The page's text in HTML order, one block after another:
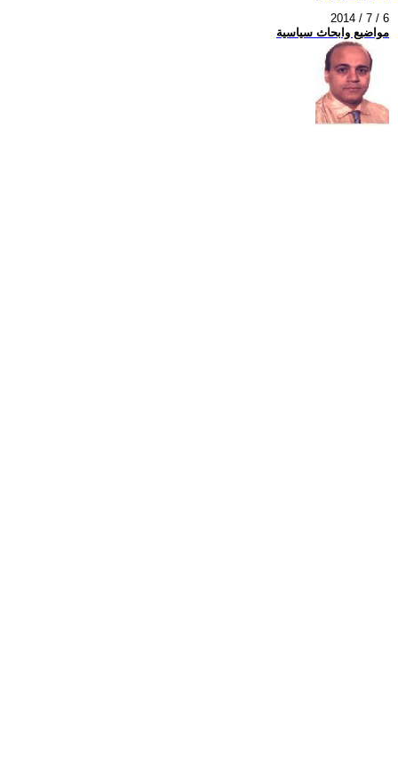
2014 / 7 / 6
مواضيع وابحاث سياسية